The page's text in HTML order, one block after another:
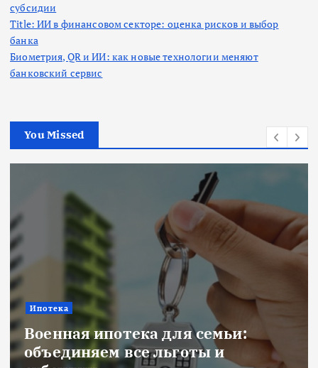
субсидии
Title: ИИ в финансовом секторе: оценка рисков и выбор
банка
Биометрия, QR и ИИ: как новые технологии меняют
банковский сервис
You Missed
Ипотека
Военная ипотека для семьи:
объединяем все льготы и